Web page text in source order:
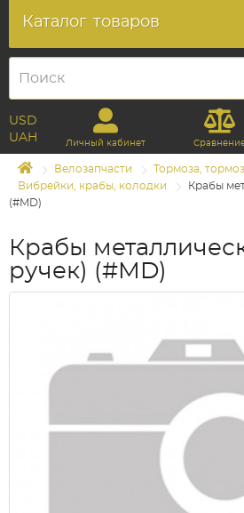
Каталог товаров
USD
UAH
Личный кабинет
Велозапчасти
Тормоза,
Вибрейки, крабы, колодки
Крабы
(#MD)
Крабы
ручек) (#MD)